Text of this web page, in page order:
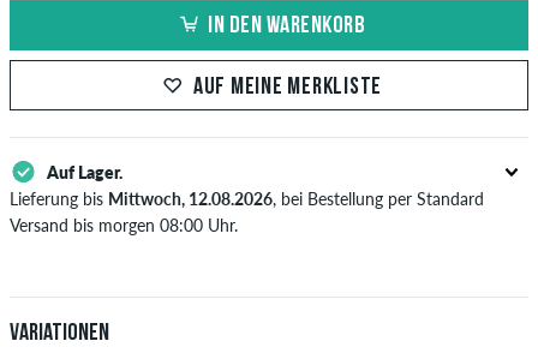
IN DEN WARENKORB
AUF MEINE MERKLISTE
Auf Lager.
Lieferung bis Mittwoch, 12.08.2026, bei Bestellung per Standard
Versand bis morgen 08:00 Uhr.
deiner Überweisung an dich versendet. Weitere Infos zuVersand&
Zahlung .
Variationen